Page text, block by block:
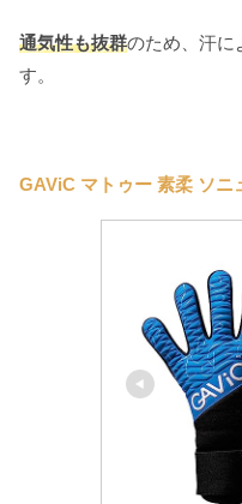
通気性も抜群のため、汗に
す。
GAViC マトゥー 素柔 ソニ